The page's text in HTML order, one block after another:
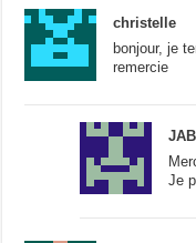
christelle
bonjour, je
remercie
Je